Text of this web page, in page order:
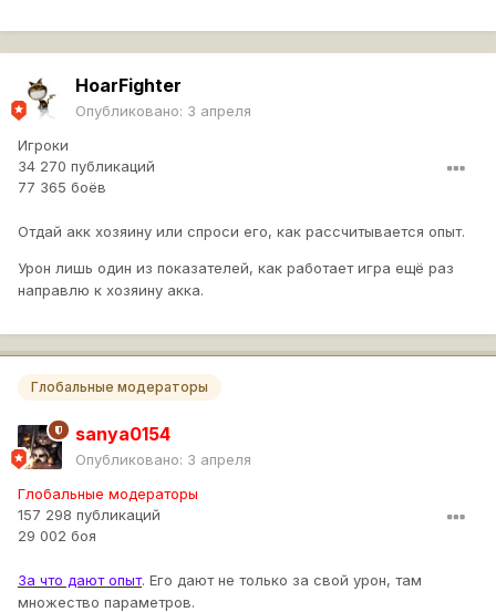
HoarFighter
Опубликовано: 3 апреля
Игроки
34 270 публикаций
77 365 боёв
Отдай акк хозяину или спроси его, как рассчитывается опыт.
Урон лишь один из показателей, как работает игра ещё раз
направлю к хозяину акка.
Глобальные модераторы
sanya0154
Опубликовано: 3 апреля
Глобальные модераторы
157 298 публикаций
29 002 боя
За что дают опыт. Его дают не только за свой урон, там
множество параметров.